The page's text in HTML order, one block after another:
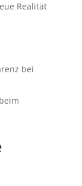
Realität
bei